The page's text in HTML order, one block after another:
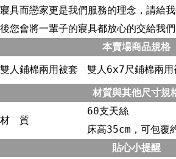
寢具而戀家更是我們服務的理念，請給
後您會將一輩子的寢具都放心的交給我們
本賣場商品規格
雙人鋪棉兩用被套
雙人6x7尺鋪棉兩用
材質與其他尺寸規
材 質
60支天絲
床高35cm，可包覆
貼心小提醒